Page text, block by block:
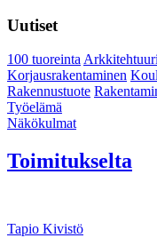
Uutiset
100 tuoreinta
Korjausrakentaminen
Rakennustuote
Työelämä
Näkökulmat
Toimitukselta
Tapio Kivistö